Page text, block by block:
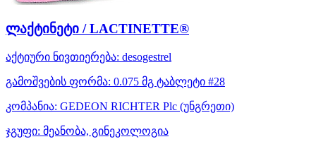
ლაქტინეტი / LACTINETTE®
აქტიური ნივთიერება: desogestrel
გამოშვების ფორმა: 0.075 მგ ტაბლეტი #28
კომპანია: GEDEON RICHTER Plc (უნგრეთი)
ჯგუფი: მეანობა, გინეკოლოგია